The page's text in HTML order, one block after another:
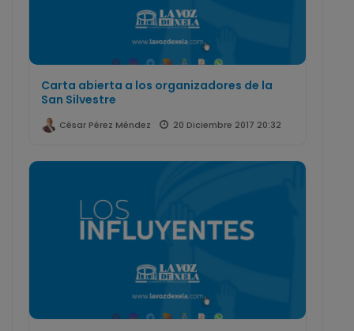
Carta abierta a los organizadores de la
San Silvestre
César Pérez Méndez 20 Diciembre 2017 20:32